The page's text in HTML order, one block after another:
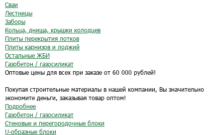
Сваи
Лестницы
Заборы
Кольца, днища, крышки колодцев
Плиты перекрытия лотков
Плиты карнизов и лоджий
Остальные ЖБИ
Газобетон / газосиликат
Оптовые цены для всех при заказе от 60 000 рублей!
Покупая строительные материалы в нашей компании, Вы значительно
экономите деньги, заказывая товар оптом!
Подробнее
Газобетон / газосиликат
Стеновые и перегородочные блоки
U-образные блоки